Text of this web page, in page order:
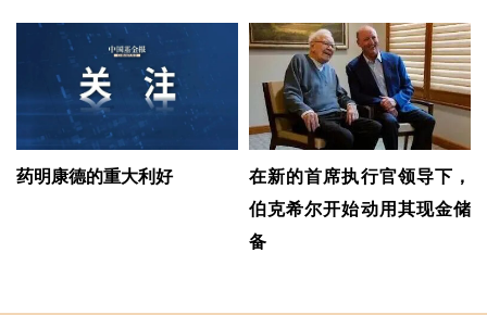
药明康德的重大利好
在新的首席执行官领导下，
伯克希尔开始动用其现金储
备